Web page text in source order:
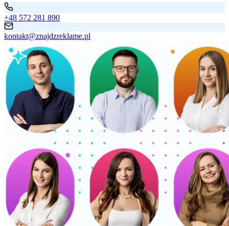
+48 572 281 890
kontakt@znajdzreklame.pl